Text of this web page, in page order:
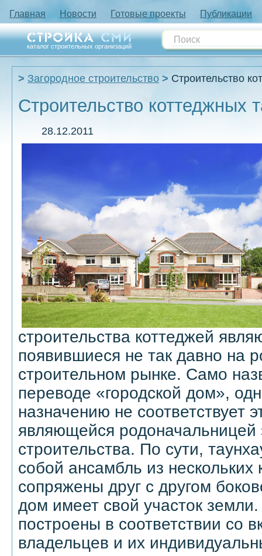
Главная Новости Готовые проекты Публикации
каталог строительных организаций
Загородное строительство Строительство
Строительство коттеджных
28.12.2011
строительства коттеджей
появившиеся не так давно на
строительном рынке. Само
переводе «городской дом»,
назначению не соответствует
являющейся родоначальницей
строительства. По сути,
собой ансамбль из нескольких
сопряжены друг с другом
дом имеет свой участок
построены в соответствии со
владельцев и их